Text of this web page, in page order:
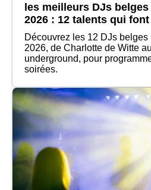
les meilleurs DJs
2026 : 12 talents qui
Découvrez les 12 DJs
2026, de Charlotte de Witte
underground, pour
soirées.